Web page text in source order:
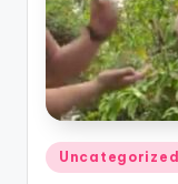
Publicado
en
Uncategorized